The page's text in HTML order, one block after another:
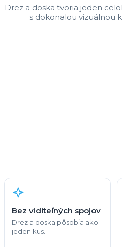
Drez a doska tvoria jeden
s dokonalou vizuálnou
Bez viditeľných spojov
Drez a doska pôsobia ako
jeden kus.